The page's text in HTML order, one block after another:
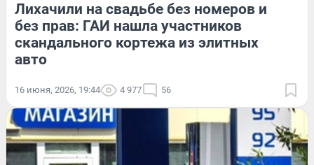
Лихачили на свадьбе без номеров и
без прав: ГАИ нашла участников
скандального кортежа из элитных
авто
16 июня, 2026, 19:44 4 977 56